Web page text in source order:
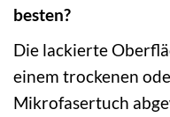
besten?
Die lackierte
einem trockenen
Mikrofasertuch